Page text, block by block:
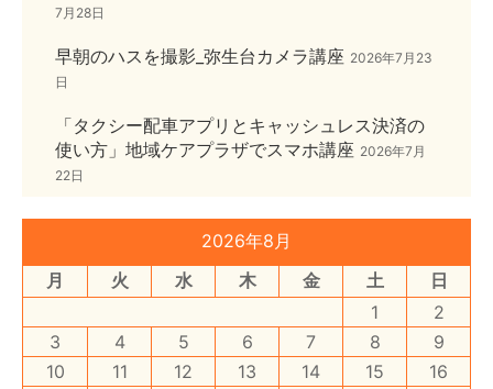
7月28日
早朝のハスを撮影_弥生台カメラ講座 2026年7月23
日
「タクシー配車アプリとキャッシュレス決済の
使い方」地域ケアプラザでスマホ講座 2026年7月
22日
2026年8月
月
火 水 木 金 土
日
1
2
3
4 5 6 7 8
9
10
11 12 13 14 15
16